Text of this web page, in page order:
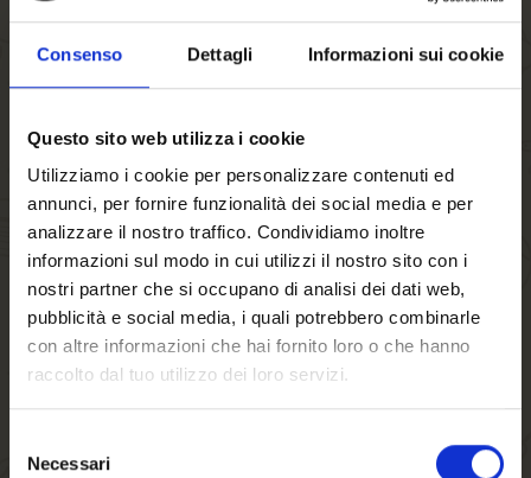
Consenso Dettagli Informazioni sui cookie
Questo sito web utilizza i cookie
Utilizziamo i cookie per personalizzare contenuti ed
annunci, per fornire funzionalità dei social media e per
analizzare il nostro traffico. Condividiamo inoltre
informazioni sul modo in cui utilizzi il nostro sito con i
nostri partner che si occupano di analisi dei dati web,
pubblicità e social media, i quali potrebbero combinarle
con altre informazioni che hai fornito loro o che hanno
raccolto dal tuo utilizzo dei loro servizi.
delNecessari
DI MELCHIOR EDI C.
SNC
VIA PRINCIPALE 84/B, 33030, POZZALIS DI
RIVE D'ARCANO, UD
CREMASCHI SRL
VIA MILANO 43, 26013, CREMA, CR